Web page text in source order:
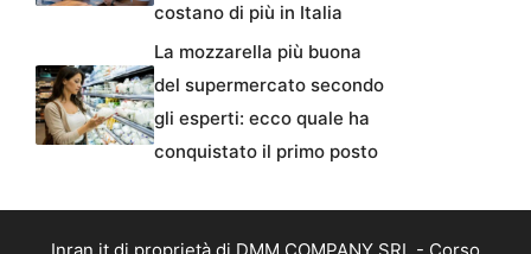
costano di più in Italia
La mozzarella più buona
del supermercato secondo
gli esperti: ecco quale ha
conquistato il primo posto